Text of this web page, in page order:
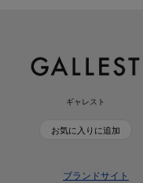
ギャレスト
お気に入りに追加
ブランドサイト